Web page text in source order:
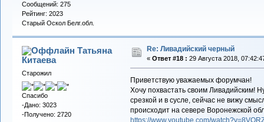
Сообщений: 275
Рейтинг: 2023
Старый Оскол Белг.обл.
Татьяна
Китаева
Старожил
Спасибо
-Дано: 3023
-Получено: 2720
Re: Ливадийский черный
« Ответ #18 : 29 Августа 2018,
Приветствую уважаемых форумчан!
Хочу похвастать своим Ливадийским!
срезкой и в сусле, сейчас не вижу
происходит на севере Воронежской